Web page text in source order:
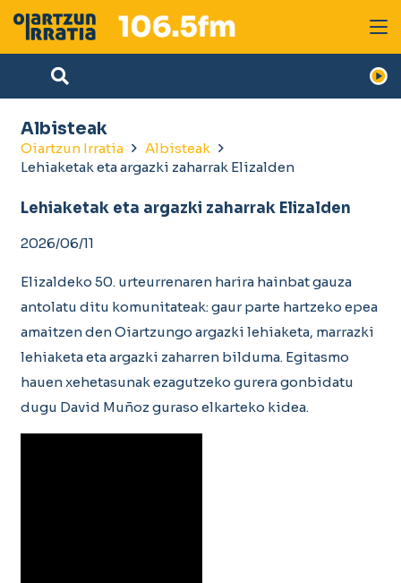
Albisteak
Oiartzun Irratia
Albisteak
Lehiaketak eta argazki zaharrak Elizalden
Lehiaketak eta argazki zaharrak Elizalden
2026/06/11
Elizaldeko 50. urteurrenaren harira hainbat gauza
antolatu ditu komunitateak: gaur parte hartzeko epea
amaitzen den Oiartzungo argazki lehiaketa, marrazki
lehiaketa eta argazki zaharren bilduma. Egitasmo
hauen xehetasunak ezagutzeko gurera gonbidatu
dugu David Muñoz guraso elkarteko kidea.